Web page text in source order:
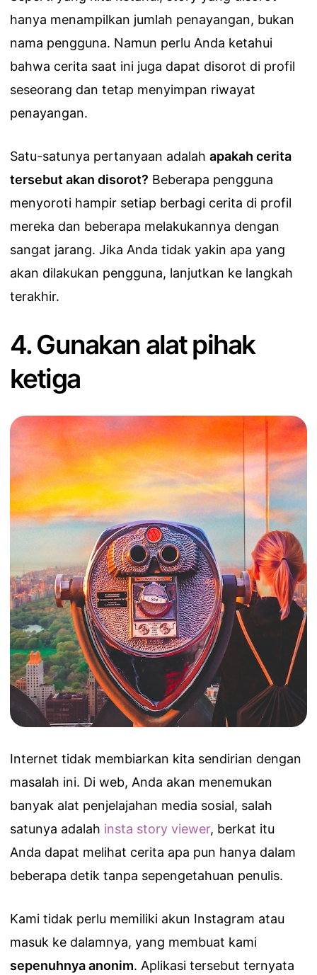
hanya menampilkan jumlah penayangan, bukan
nama pengguna. Namun perlu Anda ketahui
bahwa cerita saat ini juga dapat disorot di profil
seseorang dan tetap menyimpan riwayat
penayangan.
Satu-satunya pertanyaan adalah apakah cerita
tersebut akan disorot? Beberapa pengguna
menyoroti hampir setiap berbagi cerita di profil
mereka dan beberapa melakukannya dengan
sangat jarang. Jika Anda tidak yakin apa yang
akan dilakukan pengguna, lanjutkan ke langkah
terakhir.
4. Gunakan alat pihak
ketiga
Internet tidak membiarkan kita sendirian dengan
masalah ini. Di web, Anda akan menemukan
banyak alat penjelajahan media sosial, salah
satunya adalah insta story viewer, berkat itu
Anda dapat melihat cerita apa pun hanya dalam
beberapa detik tanpa sepengetahuan penulis.
Kami tidak perlu memiliki akun Instagram atau
masuk ke dalamnya, yang membuat kami
sepenuhnya anonim. Aplikasi tersebut ternyata